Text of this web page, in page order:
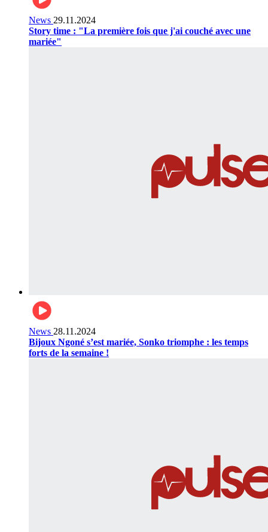
News 29.11.2024
Story time : "La première fois que j'ai couché avec une
mariée"
News 28.11.2024
Bijoux Ngoné s’est mariée, Sonko triomphe : les temps
forts de la semaine !